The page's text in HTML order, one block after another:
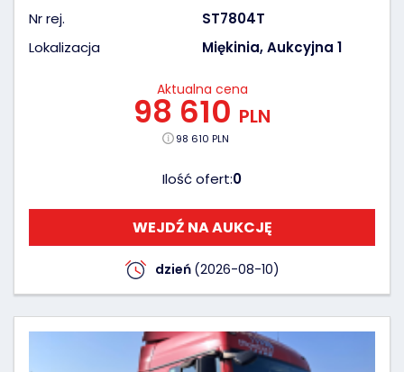
Nr rej.
ST7804T
Lokalizacja
Miękinia, Aukcyjna 1
Aktualna cena
98 610 PLN
98 610 PLN
Ilość ofert:0
WEJDŹ NA AUKCJĘ
dzień (2026-08-10)